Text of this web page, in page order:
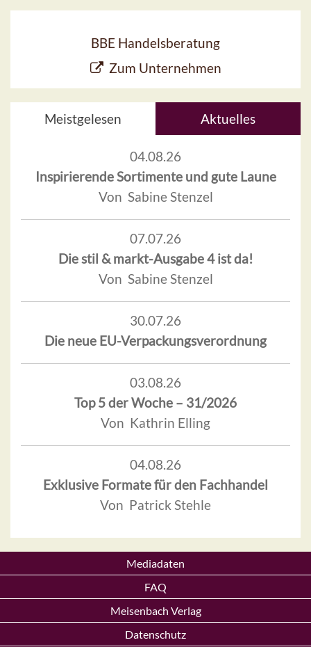
BBE Handelsberatung
Zum Unternehmen
Meistgelesen Aktuelles
04.08.26
Inspirierende Sortimente und gute Laune
Von Sabine Stenzel
07.07.26
Die stil & markt-Ausgabe 4 ist da!
Von Sabine Stenzel
30.07.26
Die neue EU-Verpackungsverordnung
03.08.26
Top 5 der Woche – 31/2026
Von Kathrin Elling
04.08.26
Exklusive Formate für den Fachhandel
Von Patrick Stehle
Mediadaten
FAQ
Meisenbach Verlag
Datenschutz